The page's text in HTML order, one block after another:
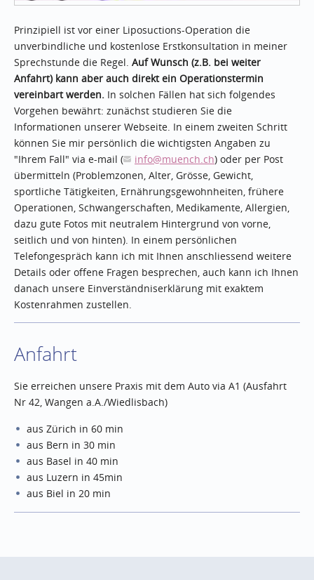
Prinzipiell ist vor einer Liposuctions-Operation die
unverbindliche und kostenlose Erstkonsultation in meiner
Sprechstunde die Regel. Auf Wunsch (z.B. bei weiter
Anfahrt) kann aber auch direkt ein Operationstermin
vereinbart werden. In solchen Fällen hat sich folgendes
Vorgehen bewährt: zunächst studieren Sie die
Informationen unserer Webseite. In einem zweiten Schritt
können Sie mir persönlich die wichtigsten Angaben zu
"Ihrem Fall" via e-mail (
info@muench.ch) oder per Post
übermitteln (Problemzonen, Alter, Grösse, Gewicht,
sportliche Tätigkeiten, Ernährungsgewohnheiten, frühere
Operationen, Schwangerschaften, Medikamente, Allergien,
dazu gute Fotos mit neutralem Hintergrund von vorne,
seitlich und von hinten). In einem persönlichen
Telefongespräch kann ich mit Ihnen anschliessend weitere
Details oder offene Fragen besprechen, auch kann ich Ihnen
danach unsere Einverständniserklärung mit exaktem
Kostenrahmen zustellen.
Anfahrt
Sie erreichen unsere Praxis mit dem Auto via A1 (Ausfahrt
Nr 42, Wangen a.A./Wiedlisbach)
aus Zürich in 60 min
aus Bern in 30 min
aus Basel in 40 min
aus Luzern in 45min
aus Biel in 20 min